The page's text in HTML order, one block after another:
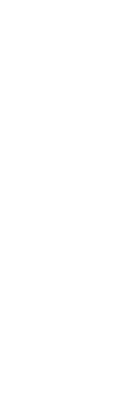
bij